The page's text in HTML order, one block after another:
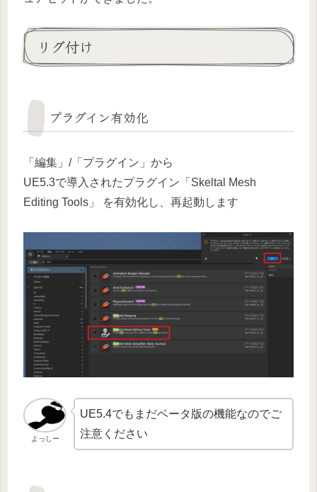
リグ付け
プラグイン有効化
「編集」/「プラグイン」から
UE5.3で導入されたプラグイン「Skeltal Mesh
Editing Tools」 を有効化し、再起動します
よっしー
UE5.4でもまだベータ版の機能なのでご
注意ください